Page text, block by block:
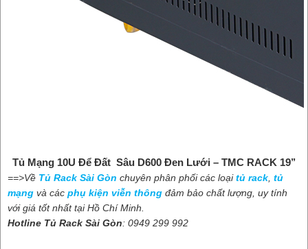
Tủ Mạng 10U Để Đất Sâu D600 Đen Lưới – TMC RACK 19’’
==>Về Tủ Rack Sài Gòn chuyên phân phối các loạitủ rack, tủ
mạng và các phụ kiện viễn thông đảm bảo chất lượng, uy tính
với giá tốt nhất tại Hồ Chí Minh.
Hotline Tủ Rack Sài Gòn: 0949 299 992